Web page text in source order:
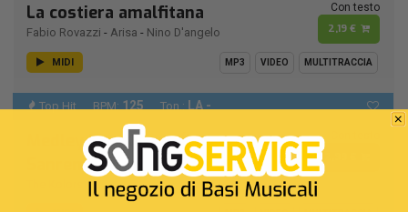
La costiera amalfitana
Fabio Rovazzi - Arisa - Nino D'angelo
Con testo
2,19 €
MIDI MP3 VIDEO MULTITRACCIA
Top Hit BPM: 125 Ton.: LA -
Medley The Kolors (Live
Sanremo 2026)